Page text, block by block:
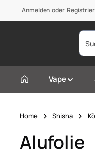
Zur
Anmelden oder
Vape
Home Shisha
Alufolie